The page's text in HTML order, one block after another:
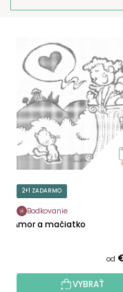
D
R
O
D
U
K
T
O
V
P
O
D
U
K
T
2+1 ZADARMO
Bodkovanie
Amor a mačiatko
od
VYBRAŤ